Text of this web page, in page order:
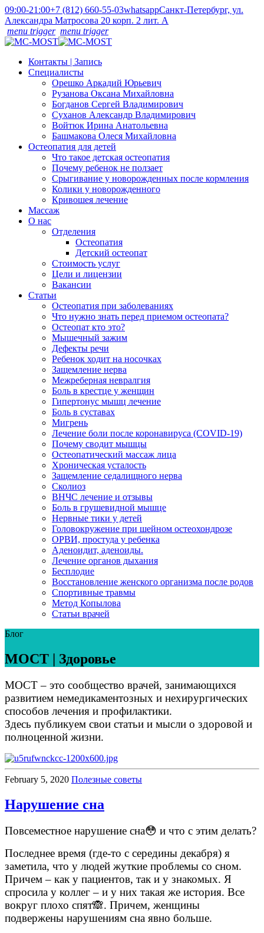
09:00-21:00+7 (812) 660-55-03whatsappСанкт-Петербург, ул.
Александра Матросова 20 корп. 2 лит. А
menu trigger menu trigger
Контакты | Запись
Специалисты
Орешко Аркадий Юрьевич
Рузанова Оксана Михайловна
Богданов Сергей Владимирович
Суханов Александр Владимирович
Войтюк Ирина Анатольевна
Башмакова Олеся Михайловна
Остеопатия для детей
Что такое детская остеопатия
Почему ребенок не ползает
Срыгивание у новорожденных после кормления
Колики у новорожденного
Кривошея лечение
Массаж
О нас
Отделения
Остеопатия
Детский остеопат
Стоимость услуг
Цели и лицензии
Вакансии
Статьи
Остеопатия при заболеваниях
Что нужно знать перед приемом остеопата?
Остеопат кто это?
Мышечный зажим
Дефекты речи
Ребенок ходит на носочках
Защемление нерва
Межреберная невралгия
Боль в крестце у женщин
Гипертонус мышц лечение
Боль в суставах
Мигрень
Лечение боли после коронавируса (COVID-19)
Почему сводит мышцы
Остеопатический массаж лица
Хроническая усталость
Защемление седалищного нерва
Сколиоз
ВНЧС лечение и отзывы
Боль в грушевидной мышце
Нервные тики у детей
Головокружение при шейном остеохондрозе
ОРВИ, простуда у ребенка
Аденоидит, аденоиды.
Лечение органов дыхания
Бесплодие
Восстановление женского организма после родов
Спортивные травмы
Метод Копылова
Статьи врачей
Блог
МОСТ | Здоровье
МОСТ – это сообщество врачей, занимающихся
развитием немедикаментозных и нехирургических
способов лечения и профилактики.
Здесь публикуем свои статьи и мысли о здоровой и
полноценной жизни.
February 5, 2020 Полезные советы
Нарушение сна
Повсеместное нарушение сна😳 и что с этим делать?
Последнее время (где-то с середины декабря) я
заметила, что у людей жуткие проблемы со сном.
Причем – как у пациентов, так и у знакомых. Я
спросила у коллег – и у них такая же история. Все
вокруг плохо спят🙈. Причем, женщины
подвержены нарушениям сна явно больше.